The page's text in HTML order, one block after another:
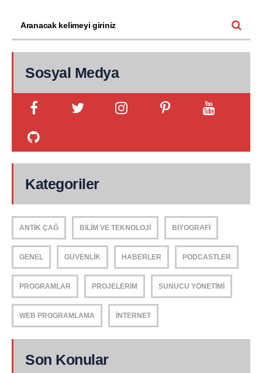
Sosyal Medya
Kategoriler
ANTIK ÇAĞ BILIM VE TEKNOLOJI BIYOGRAFI
GENEL GÜVENLIK HABERLER PODCASTLER
PROGRAMLAR PROJELERIM SUNUCU YÖNETIMI
WEB PROGRAMLAMA İNTERNET
Son Konular